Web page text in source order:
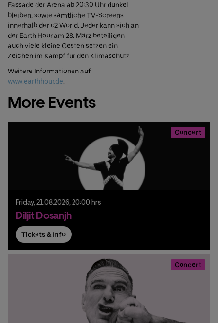
Fassade der Arena ab 20:30 Uhr dunkel
bleiben, sowie sämtliche TV-Screens
innerhalb der o2 World. Jeder kann sich an
der Earth Hour am 28. März beteiligen –
auch viele kleine Gesten setzen ein
Zeichen im Kampf für den Klimaschutz.
Weitere Informationen auf
www.earthhour.de.
More Events
Concert
Friday, 21.08.2026, 20:00 hrs
Diljit Dosanjh
Tickets & Info
Concert